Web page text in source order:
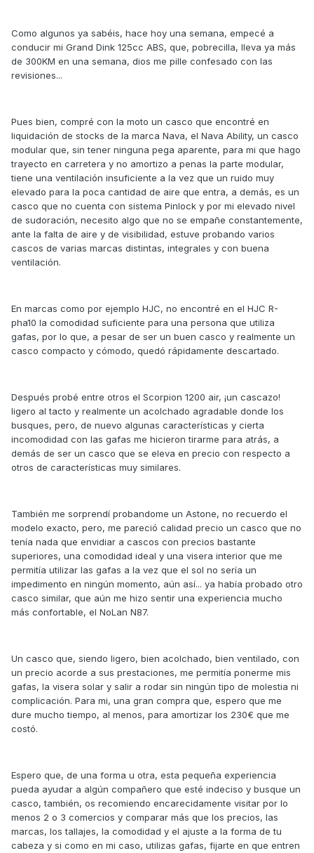
Como algunos ya sabéis, hace hoy una semana, empecé a
conducir mi Grand Dink 125cc ABS, que, pobrecilla, lleva ya más
de 300KM en una semana, dios me pille confesado con las
revisiones...
Pues bien, compré con la moto un casco que encontré en
liquidación de stocks de la marca Nava, el Nava Ability, un casco
modular que, sin tener ninguna pega aparente, para mi que hago
trayecto en carretera y no amortizo a penas la parte modular,
tiene una ventilación insuficiente a la vez que un ruido muy
elevado para la poca cantidad de aire que entra, a demás, es un
casco que no cuenta con sistema Pinlock y por mi elevado nivel
de sudoración, necesito algo que no se empañe constantemente,
ante la falta de aire y de visibilidad, estuve probando varios
cascos de varias marcas distintas, integrales y con buena
ventilación.
En marcas como por ejemplo HJC, no encontré en el HJC R-
pha10 la comodidad suficiente para una persona que utiliza
gafas, por lo que, a pesar de ser un buen casco y realmente un
casco compacto y cómodo, quedó rápidamente descartado.
Después probé entre otros el Scorpion 1200 air, ¡un cascazo!
ligero al tacto y realmente un acolchado agradable donde los
busques, pero, de nuevo algunas características y cierta
incomodidad con las gafas me hicieron tirarme para atrás, a
demás de ser un casco que se eleva en precio con respecto a
otros de características muy similares.
También me sorprendí probandome un Astone, no recuerdo el
modelo exacto, pero, me pareció calidad precio un casco que no
tenía nada que envidiar a cascos con precios bastante
superiores, una comodidad ideal y una visera interior que me
permitía utilizar las gafas a la vez que el sol no sería un
impedimento en ningún momento, aún así... ya había probado otro
casco similar, que aún me hizo sentir una experiencia mucho
más confortable, el NoLan N87.
Un casco que, siendo ligero, bien acolchado, bien ventilado, con
un precio acorde a sus prestaciones, me permitía ponerme mis
gafas, la visera solar y salir a rodar sin ningún tipo de molestia ni
complicación. Para mi, una gran compra que, espero que me
dure mucho tiempo, al menos, para amortizar los 230€ que me
costó.
Espero que, de una forma u otra, esta pequeña experiencia
pueda ayudar a algún compañero que esté indeciso y busque un
casco, también, os recomiendo encarecidamente visitar por lo
menos 2 o 3 comercios y comparar más que los precios, las
marcas, los tallajes, la comodidad y el ajuste a la forma de tu
cabeza y si como en mi caso, utilizas gafas, fijarte en que entren